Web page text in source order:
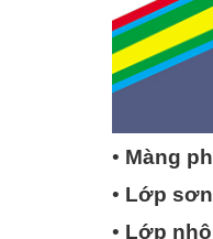
• Màng
• Lớp
• Lớp